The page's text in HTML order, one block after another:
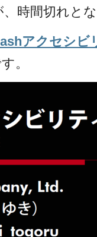
時間切れと
アクセシ
。